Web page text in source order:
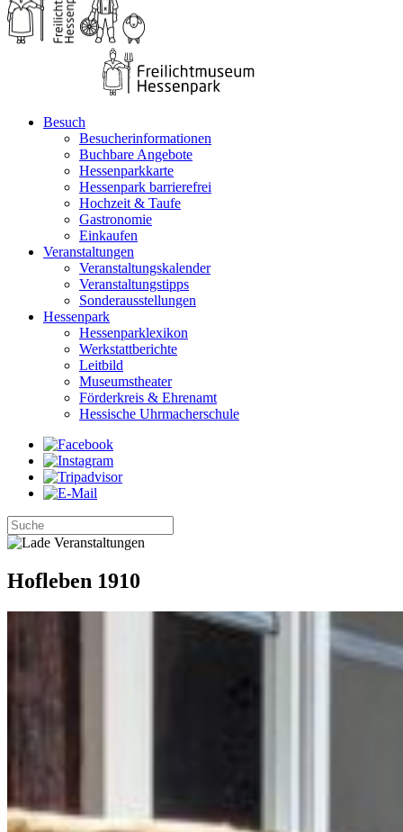
Besuch
Besucherinformationen
Buchbare Angebote
Hessenparkkarte
Hessenpark barrierefrei
Hochzeit & Taufe
Gastronomie
Einkaufen
Veranstaltungen
Veranstaltungskalender
Veranstaltungstipps
Sonderausstellungen
Hessenpark
Hessenparklexikon
Werkstattberichte
Leitbild
Museumstheater
Förderkreis & Ehrenamt
Hessische Uhrmacherschule
Hofleben 1910